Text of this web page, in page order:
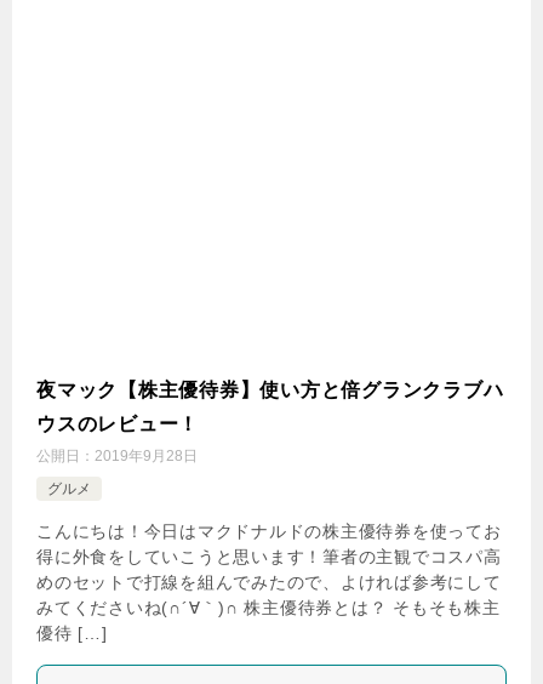
夜マック【株主優待券】使い方と倍グランクラブハ
ウスのレビュー！
公開日： 2019年9月28日
グルメ
こんにちは！今日はマクドナルドの株主優待券を使ってお
得に外食をしていこうと思います！筆者の主観でコスパ高
めのセットで打線を組んでみたので、よければ参考にして
みてくださいね(∩´∀｀)∩ 株主優待券とは？ そもそも株主
優待 […]